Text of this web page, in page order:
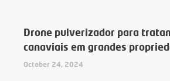
Drone pulverizador para
canaviais em grandes
October 24, 2024